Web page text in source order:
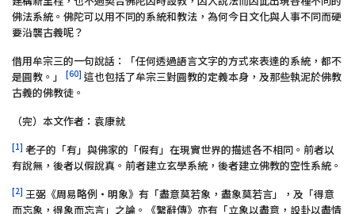
佛法系統。佛陀可以用不同的系統和教法，為何今日文化與人事不同而硬
要沿襲古義呢？
借用牟宗三的一句說話：「任何透過語言文字的方式來表達的系統，都不
是圓教。」
[60] 這也包括了牟宗三對圓教的定義本身，及那些執泥於佛教
古義的佛教徒。
（完）本文作者：袁康就
[1] 老子的「有」與佛家的「假有」在現實世界的描述各不相同。前者以
有說無，後者以假說真。前者建立玄學系統，後者建立佛教的空性系統。
[2] 王弼《周易略例‧明象》有「盡意莫若象，盡象莫若言」，及「得意
而忘象，得象而忘言」之論。《繫辭傳》亦有「立象以盡意，設卦以盡情